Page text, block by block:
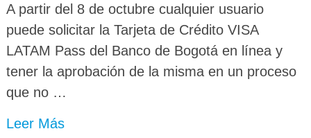
A partir del 8 de octubre cualquier usuario
puede solicitar la Tarjeta de Crédito VISA
LATAM Pass del Banco de Bogotá en línea y
tener la aprobación de la misma en un proceso
que no …
Leer Más